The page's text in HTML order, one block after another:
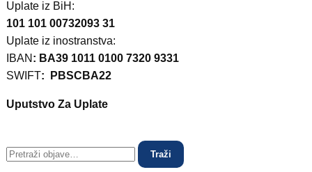
Uplate iz BiH:
101 101 00732093 31
Uplate iz inostranstva:
IBAN : BA39 1011 0100 7320 9331
SWIFT: PBSCBA22
Uputstvo Za Uplate
Traži